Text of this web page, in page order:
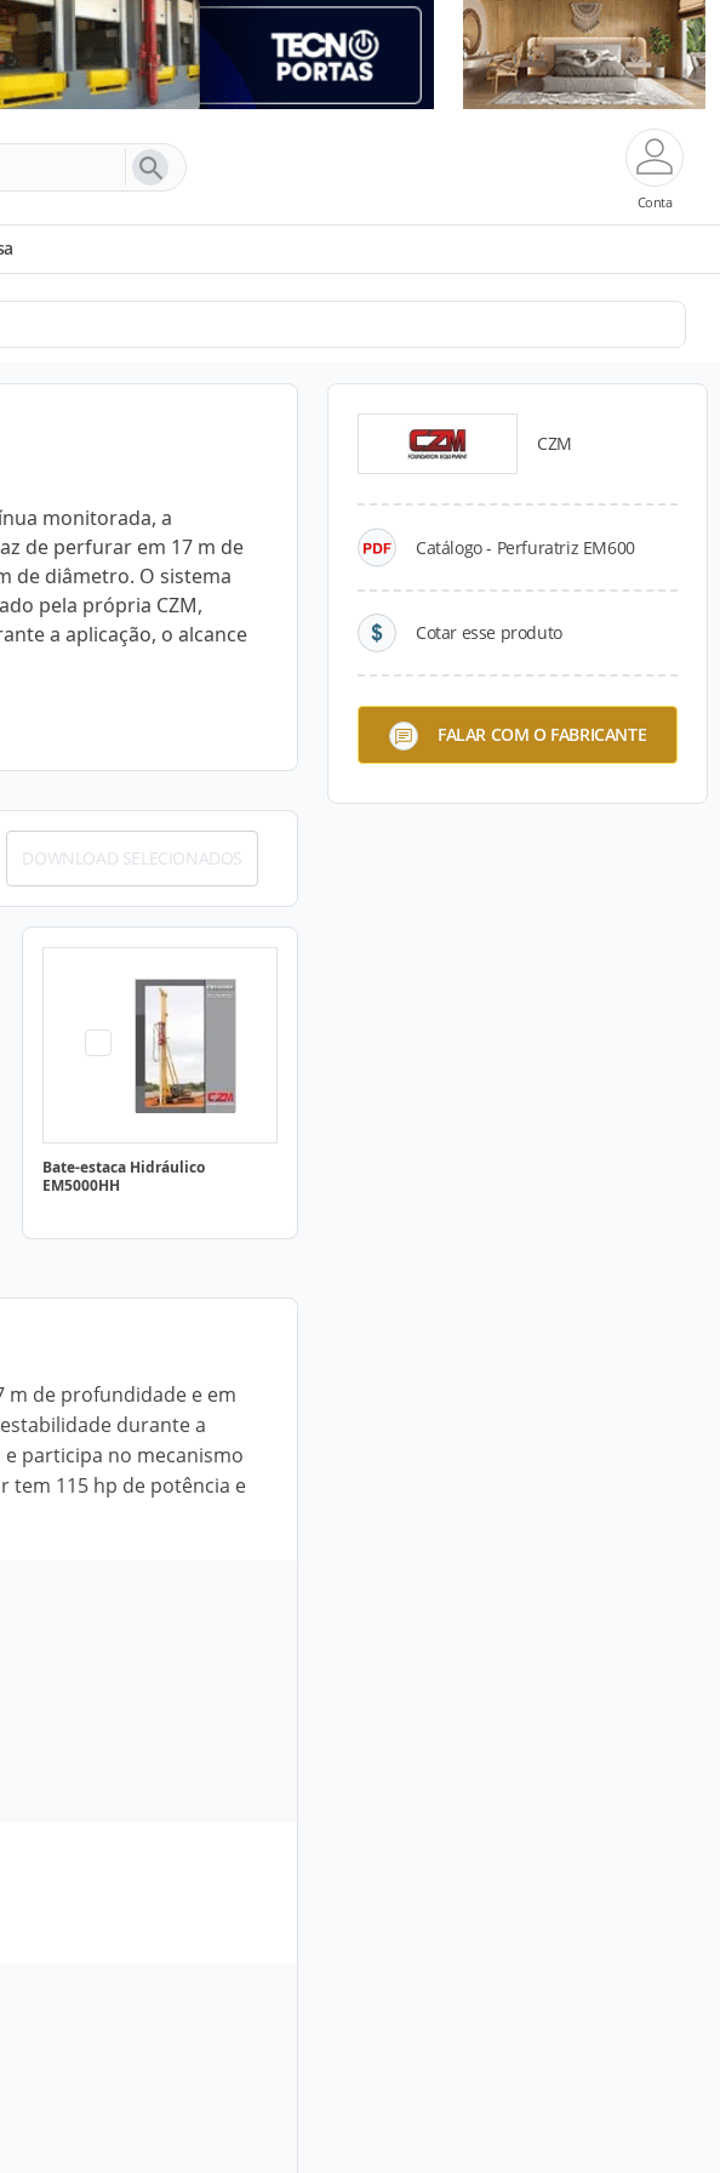
Conta
monitorada, a
de perfurar em 17 m de
de diâmetro. O sistema
pela própria CZM,
a aplicação, o alcance
CZM
Catálogo - Perfuratriz EM600
Cotar esse produto
FALAR COM O FABRICANTE
DOWNLOAD SELECIONADOS
Bate-estaca Hidráulico
EM5000HH
m de profundidade e em
durante a
participa no mecanismo
tem 115 hp de potência e